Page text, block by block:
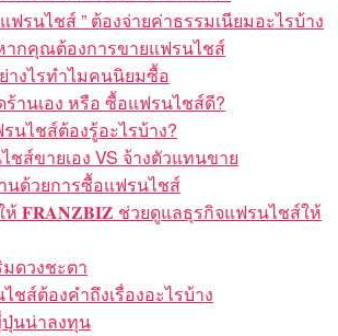
ฟรนไชส์ ” ต้องจ่ายค่าธรรมเนียมอะไรบ้าง
ากคุณต้องการขายแฟรนไชส์
างไรทำไมคนนิยมซื้อ
านเอง หรือ ซื้อแฟรนไชส์ดี?
นไชส์ต้องรู้อะไรบ้าง?
ชส์ขายเอง VS จ้างตัวแทนขาย
นด้วยการซื้อแฟรนไชส์
ห้ 𝐅𝐑𝐀𝐍𝐙𝐁𝐈𝐙 ช่วยดูแลธุรกิจแฟรนไชส์ให้
ดวงชะตา
ชส์ต้องคำถึงเรื่องอะไรบ้าง
นน่าลงทุน